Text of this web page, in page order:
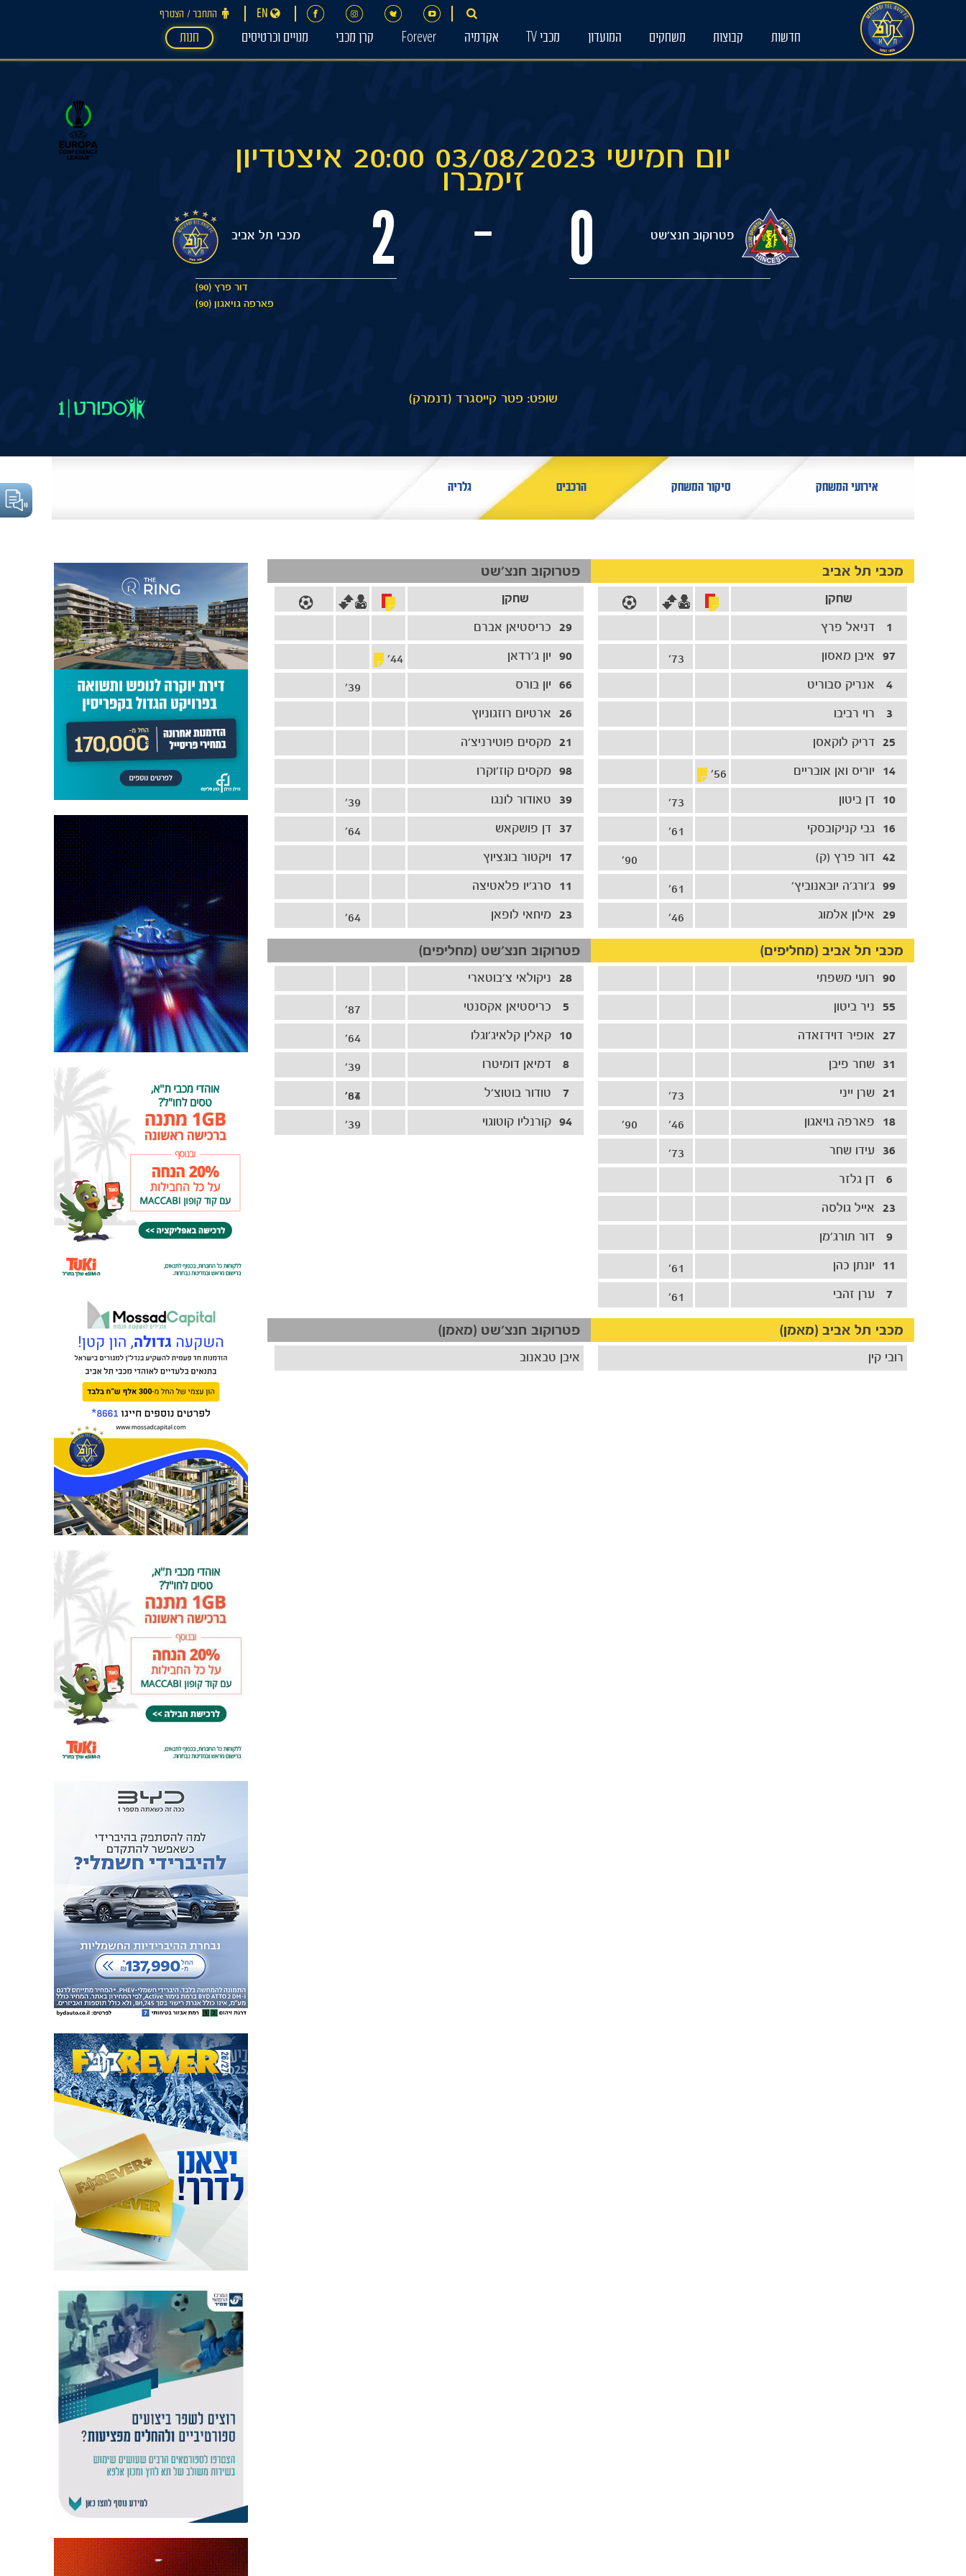
התחבר ‪/‬ הצטרף EN
חדשות קבוצות משחקים המועדון מכבי TV אקדמיה Forever קרן מכבי מנויים וכרטיסים חנות
יום חמישי 03/08/2023 20:00 איצטדיון
זימברו
מכבי תל אביב 2 פטרוקוב חנצ'שט 0
-
דור פרץ (90)
פארפה גויאגון (90)
שופט: פטר קייסגרד (דנמרק)
אירועי המשחק סיקור המשחק הרכבים גלריה
מכבי תל אביב
שחקן
1
דניאל פרץ
97 איבן מאסון
73'
4
אנריק סבוריט
3
רוי רביבו
25 דריק לוקאסן
14
יוריס ואן אובריים
56'
10 דן ביטון
73'
16 גבי קניקובסקי
61'
42 דור פרץ (ק)
90'
99 ג'ורג'ה יובאנוביץ'
61'
29 אילון אלמוג 46'
פטרוקוב חנצ'שט
שחקן
29 כריסטיאן אברם
90 יון ג'רדאן
44'
66 יון בורס
39'
26 ארטיום רוזגוניוץ
21 מקסים פוטירניצ'ה
98 מקסים קוז'וקרו
39 טאודור לונגו
39'
37 דן פושקאש
64'
17
ויקטור בוגציוץ
11
סרג'יו פלאטיצה
23 מיחאי לופאן 64'
מכבי תל אביב (מחליפים)
90 רועי משפתי
55 ניר ביטון
27 אופיר דוידזאדה
31 שחר פיבן
21 שרן ייני
73'
18
פארפה גויאגון 90'
46'
36 עידו שחר
73'
6
דן גלזר
23 אייל גולסה
9
דור תורג׳מן
11
יונתן כהן
61'
7
ערן זהבי 61'
פטרוקוב חנצ'שט (מחליפים)
28 ניקולאי צ'בוטארי
5
כריסטיאן אקסנטי
87'
10 קאלין קלאיג'וגלו
64'
8
דמיאן דומיטרו
39'
87'
7 טודור בוטוצ'ל
64'
94 קורנליו קוטוגוי 39'
מכבי תל אביב (מאמן)
רובי קין
פטרוקוב חנצ'שט (מאמן)
איבן טבאנוב